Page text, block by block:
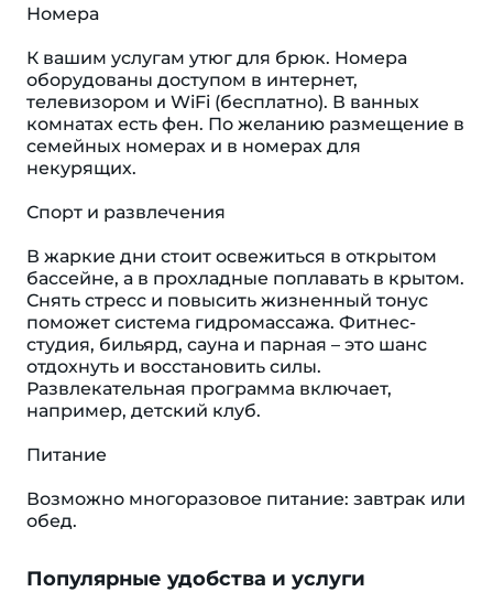
Номера
К вашим услугам утюг для брюк. Номера
оборудованы доступом в интернет,
телевизором и WiFi (бесплатно). В ванных
комнатах есть фен. По желанию размещение в
семейных номерах и в номерах для
некурящих.
Спорт и развлечения
В жаркие дни стоит освежиться в открытом
бассейне, а в прохладные поплавать в крытом.
Снять стресс и повысить жизненный тонус
поможет система гидромассажа. Фитнес-
студия, бильярд, сауна и парная – это шанс
отдохнуть и восстановить силы.
Развлекательная программа включает,
например, детский клуб.
Питание
Возможно многоразовое питание: завтрак или
обед.
Популярные удобства и услуги